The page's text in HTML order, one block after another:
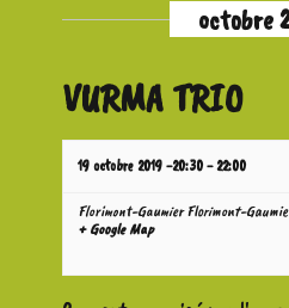
e
m
e
octobre
VURMA TRIO
19 octobre 2019 -20:30-22:00
Florimont-GaumierFlorimont-
+ Google Map